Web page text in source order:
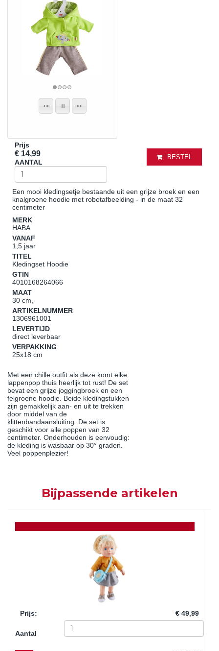
Prijs
€ 14,99
AANTAL
BESTEL
Een mooi kledingsetje bestaande uit een grijze broek en een
knalgroene hoodie met robotafbeelding - in de maat 32
centimeter
MERK
HABA
VANAF
1,5 jaar
TITEL
Kledingset Hoodie
GTIN
4010168264066
MAAT
30 cm,
ARTIKELNUMMER
1306961001
LEVERTIJD
direct leverbaar
VERPAKKING
25x18 cm
Met een chille outfit als deze komt elke
lappenpop thuis heerlijk tot rust! De set
bevat een grijze joggingbroek en een
felgroene hoodie. Beide kledingstukken
zijn gemakkelijk aan- en uit te trekken
door middel van de
klittenbandaansluiting. De set is
geschikt voor alle poppen van 32
centimeter. Onderhouden is eenvoudig:
de kleding is wasbaar op 30° graden.
Veel poppenplezier!
Bijpassende artikelen
Prijs: € 49,99
Aantal